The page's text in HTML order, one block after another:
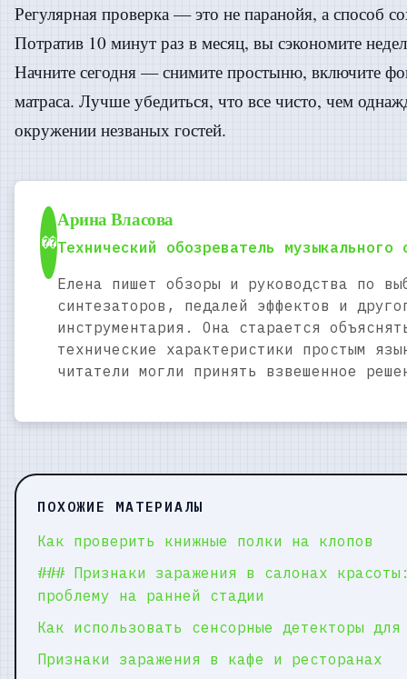
Регулярная проверка — это не паранойя, а способ
Потратив 10 минут раз в месяц, вы сэкономите
Начните сегодня — снимите простыню, включите
матраса. Лучше убедиться, что все чисто, чем
окружении незваных гостей.
��
Арина Власова
Технический обозреватель музыкального
Елена пишет обзоры и руководства по
синтезаторов, педалей эффектов и
инструментария. Она старается
технические характеристики простым
читатели могли принять взвешенное
ПОХОЖИЕ МАТЕРИАЛЫ
Как проверить книжные полки на клопов
### Признаки заражения в салонах
проблему на ранней стадии
Как использовать сенсорные детекторы для
Признаки заражения в кафе и ресторанах